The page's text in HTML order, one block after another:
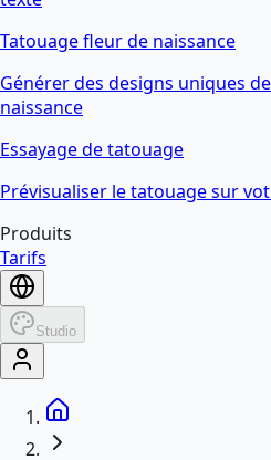
Tatouage fleur de naissance
Générer des designs uniques
naissance
Essayage de tatouage
Prévisualiser le tatouage sur
Produits
Tarifs
Studio